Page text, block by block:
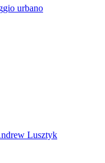
urbano